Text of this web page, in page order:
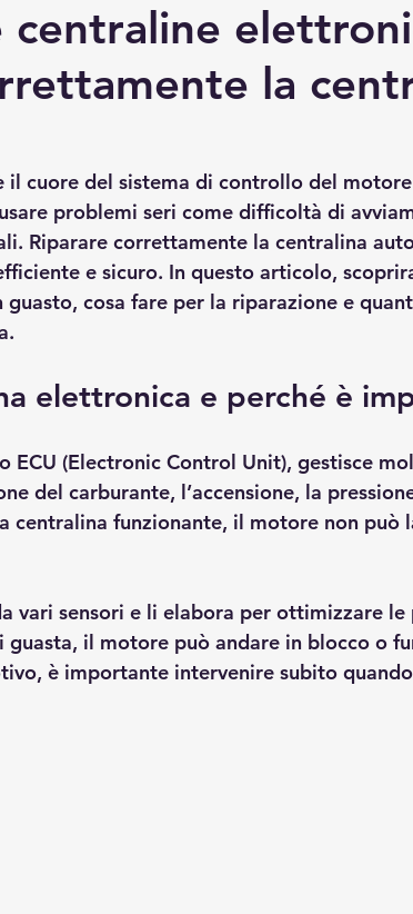
centraline
la
il cuore del sistema di controllo del
problemi seri come difficoltà di
Riparare correttamente la centralina
e sicuro. In questo articolo,
guasto, cosa fare per la riparazione e
elettronica e perché è
ECU (Electronic Control Unit), gestisce
del carburante, l’accensione, la
centralina funzionante, il motore non può
vari sensori e li elabora per ottimizzare le
guasta, il motore può andare in blocco o
è importante intervenire subito